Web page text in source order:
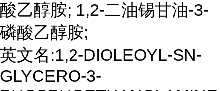
酸乙醇胺; 1,2-二油锡甘油-3-
磷酸乙醇胺;
英文名:1,2-DIOLEOYL-SN-
GLYCERO-3-